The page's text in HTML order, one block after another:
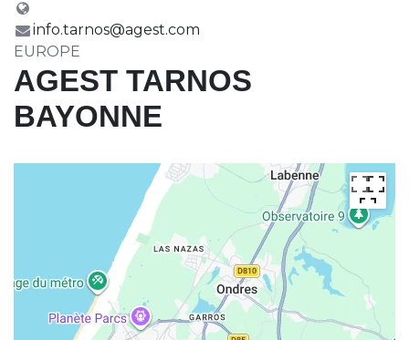
info.tarnos@agest.com
EUROPE
AGEST TARNOS
BAYONNE